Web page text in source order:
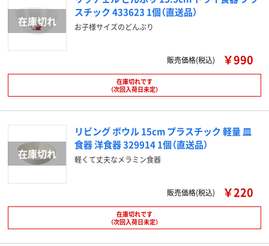
スチック 433623 1個（直送品）
お子様サイズのどんぶり
販売価格(税込) ￥990
在庫切れです
（次回入荷日未定）
リビング ボウル 15cm プラスチック 軽量 皿
食器 洋食器 329914 1個（直送品）
軽くて丈夫なメラミン食器
販売価格(税込) ￥220
在庫切れです
（次回入荷日未定）